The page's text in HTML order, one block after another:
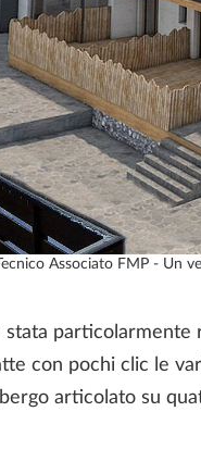
Associato FMP - Un
stata
con pochi clic le
articolato su